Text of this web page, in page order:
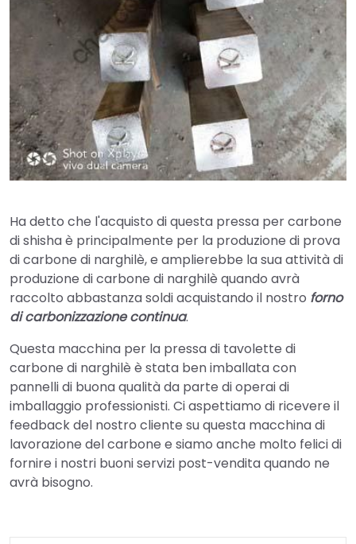
Ha detto che l'acquisto di questa pressa per carbone
di shisha è principalmente per la produzione di prova
di carbone di narghilè, e amplierebbe la sua attività di
produzione di carbone di narghilè quando avrà
raccolto abbastanza soldi acquistando il nostro forno
di carbonizzazione continua.
Questa macchina per la pressa di tavolette di
carbone di narghilè è stata ben imballata con
pannelli di buona qualità da parte di operai di
imballaggio professionisti. Ci aspettiamo di ricevere il
feedback del nostro cliente su questa macchina di
lavorazione del carbone e siamo anche molto felici di
fornire i nostri buoni servizi post-vendita quando ne
avrà bisogno.